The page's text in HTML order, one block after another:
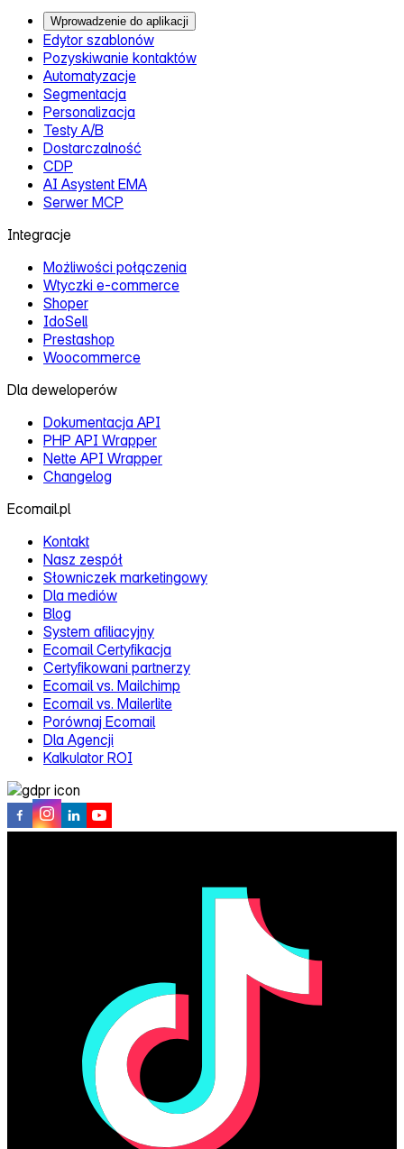
Wprowadzenie do aplikacji
Edytor szablonów
Pozyskiwanie kontaktów
Automatyzacje
Segmentacja
Personalizacja
Testy A/B
Dostarczalność
CDP
AI Asystent EMA
Serwer MCP
Integracje
Możliwości połączenia
Wtyczki e‑commerce
Shoper
IdoSell
Prestashop
Woocommerce
Dla deweloperów
Dokumentacja API
PHP API Wrapper
Nette API Wrapper
Changelog
Ecomail.pl
Kontakt
Nasz zespół
Słowniczek marketingowy
Dla mediów
Blog
System afiliacyjny
Ecomail Certyfikacja
Certyfikowani partnerzy
Ecomail vs. Mailchimp
Ecomail vs. Mailerlite
Porównaj Ecomail
Dla Agencji
Kalkulator ROI